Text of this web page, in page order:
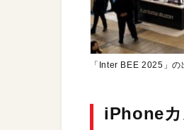
「Inter BEE 2025」
iPhoneカ